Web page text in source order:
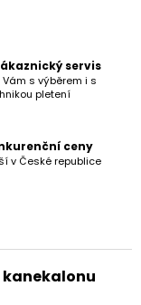
servis
s výběrem i s
pletení
ceny
v České republice